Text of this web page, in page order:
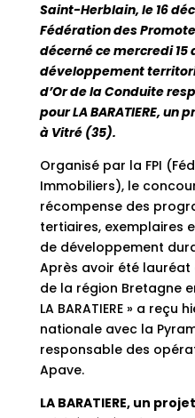
Saint-Herblain, le 16
Fédération des
décerné ce mercredi
développement
d’Or de la Conduite
pour LA BARATIERE,
à Vitré (35).
Organisé par la FPI
Immobiliers), le
récompense des
tertiaires, exemplaires
de développement
Après avoir été lauréat
de la région Bretagne
LA BARATIERE » a
nationale avec la
responsable des
Apave.
LA BARATIERE, un